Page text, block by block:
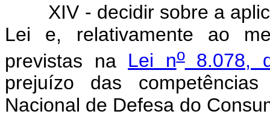
XIV - decidir sobre a
Lei e, relativamente ao
previstas na Lei no8.078,
prejuízo das
Nacional de Defesa do